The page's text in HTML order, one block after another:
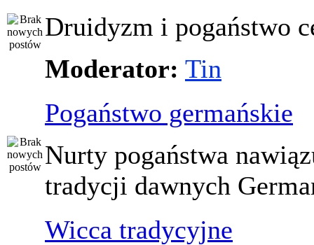
Druidyzm i pogaństwo
Moderator: Tin
Pogaństwo germańskie
Nurty pogaństwa
tradycji dawnych
Wicca tradycyjne